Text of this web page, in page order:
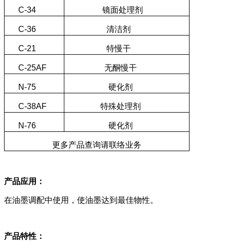
C-34 镜面处理剂
C-36 清洁剂
C-21 特慢干
C-25AF 无酮慢干
N-75 硬化剂
C-38AF 特殊处理剂
N-76 硬化剂
更多产品查询请联络业务
产品应用：
在油墨调配中使用，使油墨达到最佳物性。
产品特性：